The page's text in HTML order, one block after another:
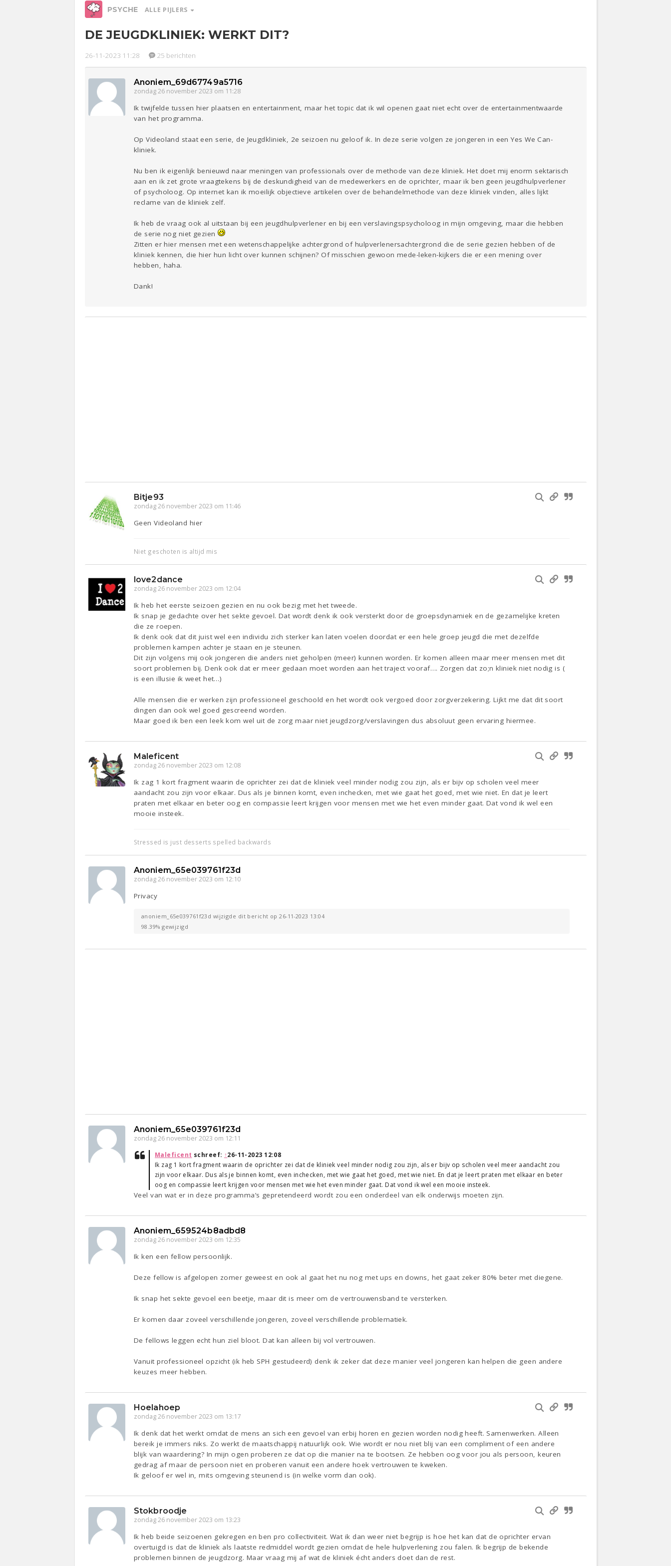
PSYCHE ALLE PIJLERS
Entertainment
Beauty
DE JEUGDKLINIEK: WERKT DIT?
26-11-2023 11:28 25 berichten
Anoniem_69d67749a5716
zondag 26 november 2023 om 11:28
Ik twijfelde tussen hier plaatsen en entertainment, maar het topic dat ik wil openen gaat niet echt over de entertainmentwaarde
van het programma.
Op Videoland staat een serie, de Jeugdkliniek, 2e seizoen nu geloof ik. In deze serie volgen ze jongeren in een Yes We Can-
kliniek.
Nu ben ik eigenlijk benieuwd naar meningen van professionals over de methode van deze kliniek. Het doet mij enorm sektarisch
aan en ik zet grote vraagtekens bij de deskundigheid van de medewerkers en de oprichter, maar ik ben geen jeugdhulpverlener
of psycholoog. Op internet kan ik moeilijk objectieve artikelen over de behandelmethode van deze kliniek vinden, alles lijkt
reclame van de kliniek zelf.
Ik heb de vraag ook al uitstaan bij een jeugdhulpverlener en bij een verslavingspsycholoog in mijn omgeving, maar die hebben
de serie nog niet gezien
Zitten er hier mensen met een wetenschappelijke achtergrond of hulpverlenersachtergrond die de serie gezien hebben of de
kliniek kennen, die hier hun licht over kunnen schijnen? Of misschien gewoon mede-leken-kijkers die er een mening over
hebben, haha.
Dank!
Bitje93
zondag 26 november 2023 om 11:46
Geen Videoland hier
Niet geschoten is altijd mis
love2dance
zondag 26 november 2023 om 12:04
Ik heb het eerste seizoen gezien en nu ook bezig met het tweede.
Ik snap je gedachte over het sekte gevoel. Dat wordt denk ik ook versterkt door de groepsdynamiek en de gezamelijke kreten
die ze roepen.
Ik denk ook dat dit juist wel een individu zich sterker kan laten voelen doordat er een hele groep jeugd die met dezelfde
problemen kampen achter je staan en je steunen.
Dit zijn volgens mij ook jongeren die anders niet geholpen (meer) kunnen worden. Er komen alleen maar meer mensen met dit
soort problemen bij. Denk ook dat er meer gedaan moet worden aan het traject vooraf…. Zorgen dat zo;n kliniek niet nodig is (
is een illusie ik weet het…)
Alle mensen die er werken zijn professioneel geschoold en het wordt ook vergoed door zorgverzekering. Lijkt me dat dit soort
dingen dan ook wel goed gescreend worden.
Maar goed ik ben een leek kom wel uit de zorg maar niet jeugdzorg/verslavingen dus absoluut geen ervaring hiermee.
Maleficent
zondag 26 november 2023 om 12:08
Ik zag 1 kort fragment waarin de oprichter zei dat de kliniek veel minder nodig zou zijn, als er bijv op scholen veel meer
aandacht zou zijn voor elkaar. Dus als je binnen komt, even inchecken, met wie gaat het goed, met wie niet. En dat je leert
praten met elkaar en beter oog en compassie leert krijgen voor mensen met wie het even minder gaat. Dat vond ik wel een
mooie insteek.
Stressed is just desserts spelled backwards
Anoniem_65e039761f23d
zondag 26 november 2023 om 12:10
Privacy
anoniem_65e039761f23d wijzigde dit bericht op 26-11-2023 13:04
98.39% gewijzigd
Anoniem_65e039761f23d
zondag 26 november 2023 om 12:11
Maleficent schreef: ↑26-11-2023 12:08
Ik zag 1 kort fragment waarin de oprichter zei dat de kliniek veel minder nodig zou zijn, als er bijv op scholen veel meer aandacht zou
zijn voor elkaar. Dus als je binnen komt, even inchecken, met wie gaat het goed, met wie niet. En dat je leert praten met elkaar en beter
oog en compassie leert krijgen voor mensen met wie het even minder gaat. Dat vond ik wel een mooie insteek.
Veel van wat er in deze programma’s gepretendeerd wordt zou een onderdeel van elk onderwijs moeten zijn.
Anoniem_659524b8adbd8
zondag 26 november 2023 om 12:35
Ik ken een fellow persoonlijk.
Deze fellow is afgelopen zomer geweest en ook al gaat het nu nog met ups en downs, het gaat zeker 80% beter met diegene.
Ik snap het sekte gevoel een beetje, maar dit is meer om de vertrouwensband te versterken.
Er komen daar zoveel verschillende jongeren, zoveel verschillende problematiek.
De fellows leggen echt hun ziel bloot. Dat kan alleen bij vol vertrouwen.
Vanuit professioneel opzicht (ik heb SPH gestudeerd) denk ik zeker dat deze manier veel jongeren kan helpen die geen andere
keuzes meer hebben.
Hoelahoep
zondag 26 november 2023 om 13:17
Ik denk dat het werkt omdat de mens an sich een gevoel van erbij horen en gezien worden nodig heeft. Samenwerken. Alleen
bereik je immers niks. Zo werkt de maatschappij natuurlijk ook. Wie wordt er nou niet blij van een compliment of een andere
blijk van waardering? In mijn ogen proberen ze dat op die manier na te bootsen. Ze hebben oog voor jou als persoon, keuren
gedrag af maar de persoon niet en proberen vanuit een andere hoek vertrouwen te kweken.
Ik geloof er wel in, mits omgeving steunend is (in welke vorm dan ook).
Stokbroodje
zondag 26 november 2023 om 13:23
Ik heb beide seizoenen gekregen en ben pro collectiviteit. Wat ik dan weer niet begrijp is hoe het kan dat de oprichter ervan
overtuigd is dat de kliniek als laatste redmiddel wordt gezien omdat de hele hulpverlening zou falen. Ik begrijp de bekende
problemen binnen de jeugdzorg. Maar vraag mij af wat de kliniek écht anders doet dan de rest.